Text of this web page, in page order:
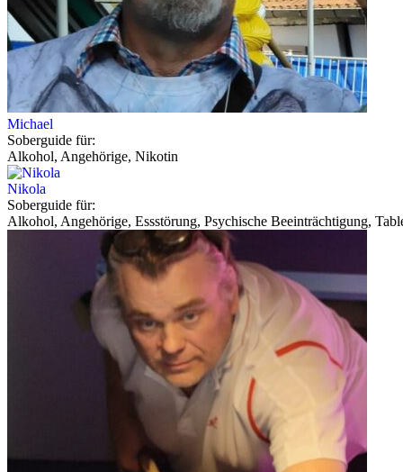
Michael
Soberguide für:
Alkohol, Angehörige, Nikotin
Nikola
Soberguide für:
Alkohol, Angehörige, Essstörung, Psychische Beeinträchtigung,